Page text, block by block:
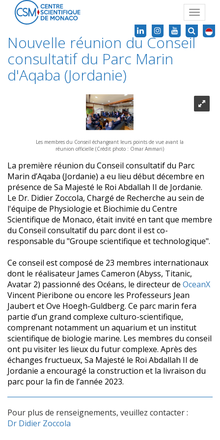
Toggle
Nouvelle réunion du Conseil
consultatif du Parc Marin
d'Aqaba (Jordanie)
Les membres du Conseil échangeant leurs points de vue avant la
réunion officielle (Crédit photo : Omar Ammari)
La première réunion du Conseil consultatif du Parc
Marin d’Aqaba (Jordanie) a eu lieu début décembre en
présence de Sa Majesté le Roi Abdallah II de Jordanie.
Le Dr. Didier Zoccola, Chargé de Recherche au sein de
l'équipe de Physiologie et Biochimie du Centre
Scientifique de Monaco, était invité en tant que membre
du Conseil consultatif du parc dont il est co-
responsable du "Groupe scientifique et technologique".
Ce conseil est composé de 23 membres internationaux
dont le réalisateur James Cameron (Abyss, Titanic,
Avatar 2) passionné des Océans, le directeur de OceanX
Vincent Pieribone ou encore les Professeurs Jean
Jaubert et Ove Hoegh-Guldberg. Ce parc marin fera
partie d’un grand complexe culturo-scientifique,
comprenant notamment un aquarium et un institut
scientifique de biologie marine. Les membres du conseil
ont pu visiter les lieux du futur complexe. Après des
échanges fructueux, Sa Majesté le Roi Abdallah II de
Jordanie a encouragé la construction et la livraison du
parc pour la fin de l’année 2023.
Pour plus de renseignements, veuillez contacter :
Dr Didier Zoccola